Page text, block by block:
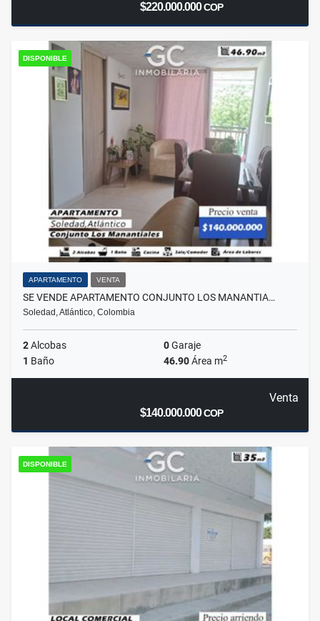
$220.000.000COP
DISPONIBLE
APARTAMENTO VENTA
SE VENDE APARTAMENTO CONJUNTO LOS MANANTIA…
Soledad, Atlántico, Colombia
2Alcobas 0Garaje
1 Baño 46.90Área m2
Venta
$140.000.000COP
DISPONIBLE